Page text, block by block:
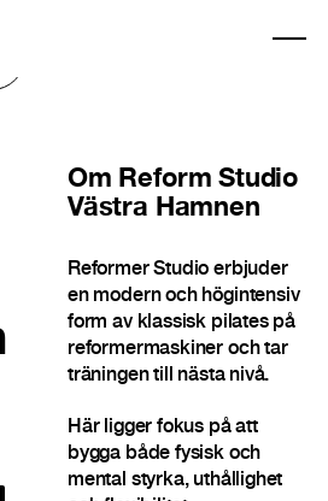
Om Reform Studio
Västra Hamnen
Reformer Studio erbjuder
en modern och högintensiv
form av klassisk pilates på
reformermaskiner och tar
träningen till nästa nivå.
Här ligger fokus på att
bygga både fysisk och
mental styrka, uthållighet